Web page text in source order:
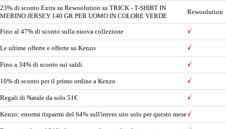
23% di sconto Extra su Rewoolution su TRICK - T-SHIRT IN
MERINO JERSEY 140 GR PER UOMO IN COLORE VERDE
Rewoolution
Fino al 47% di sconto sulla nuova collezione
Le ultime offerte e offerte su Kenzo
Fino a 34% di sconto sui saldi
10% di sconto per il primo ordine a Kenzo
Regali di Natale da solo 51€
Kenzo: enormi risparmi del 64% sull'intero sito solo per questo mese